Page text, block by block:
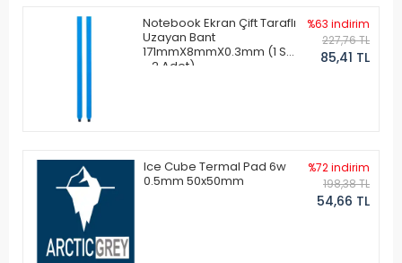
Notebook Ekran Çift Taraflı
Uzayan Bant
171mmX8mmX0.3mm (1 Set
- 2 Adet)
%63 indirim
227,76 TL
85,41 TL
Ice Cube Termal Pad 6w
0.5mm 50x50mm
%72 indirim
198,38 TL
54,66 TL